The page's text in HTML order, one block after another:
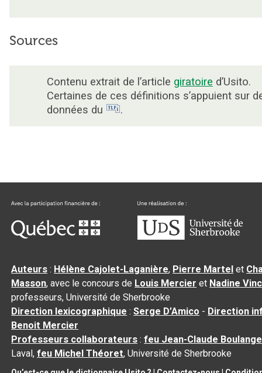
Sources
Contenu extrait de l’article giratoire d’Usito.
Certaines de ces définitions s’appuient sur
données du
.
Auteurs : Hélène Cajolet-Laganière, Pierre Martel et
Masson, avec le concours de Louis Mercier et Nadine
professeurs, Université de Sherbrooke
Direction lexicographique :Serge D’Amico - Direction
Benoit Mercier
Professeurs collaborateurs :feu Jean-Claude
Laval,feu Michel Théoret, Université de Sherbrooke